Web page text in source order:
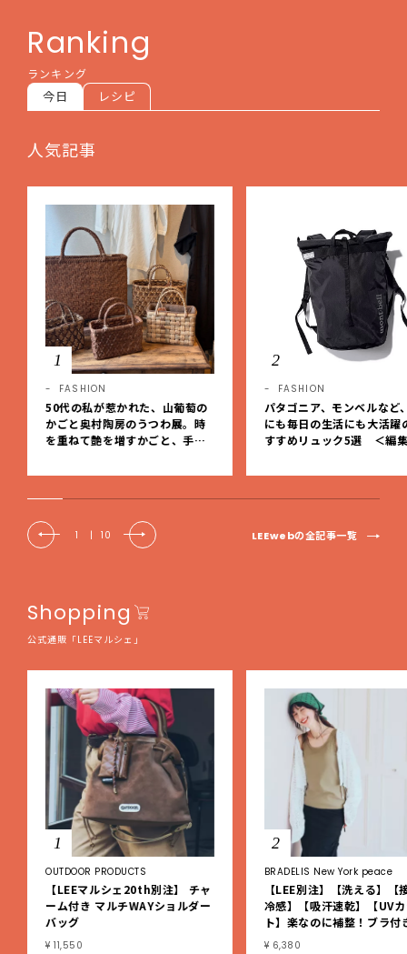
Ranking
ランキング
今日 レシピ
人気記事
1
FASHION
50代の私が惹かれた、山葡萄の
かごと奥村陶房のうつわ展。時
を重ねて艶を増すかごと、手仕
EE DAYS club tanpopo】
2
FASHION
パタゴニア、モンベルなど
にも毎日の生活にも大活躍
すすめリュック5選 ＜編
1 | 10 LEEwebの全記事一覧
Shopping
公式通販「LEEマルシェ」
1
OUTDOOR PRODUCTS
【LEEマルシェ20th別注】 チャ
ーム付き マルチWAYショルダー
バッグ
¥ 11,550
2
BRADELIS New York peace
【LEE別注】【洗える】【
冷感】【吸汗速乾】【UV
ト】楽なのに補整！ブラ付
ブタンクトップ
¥ 6,380